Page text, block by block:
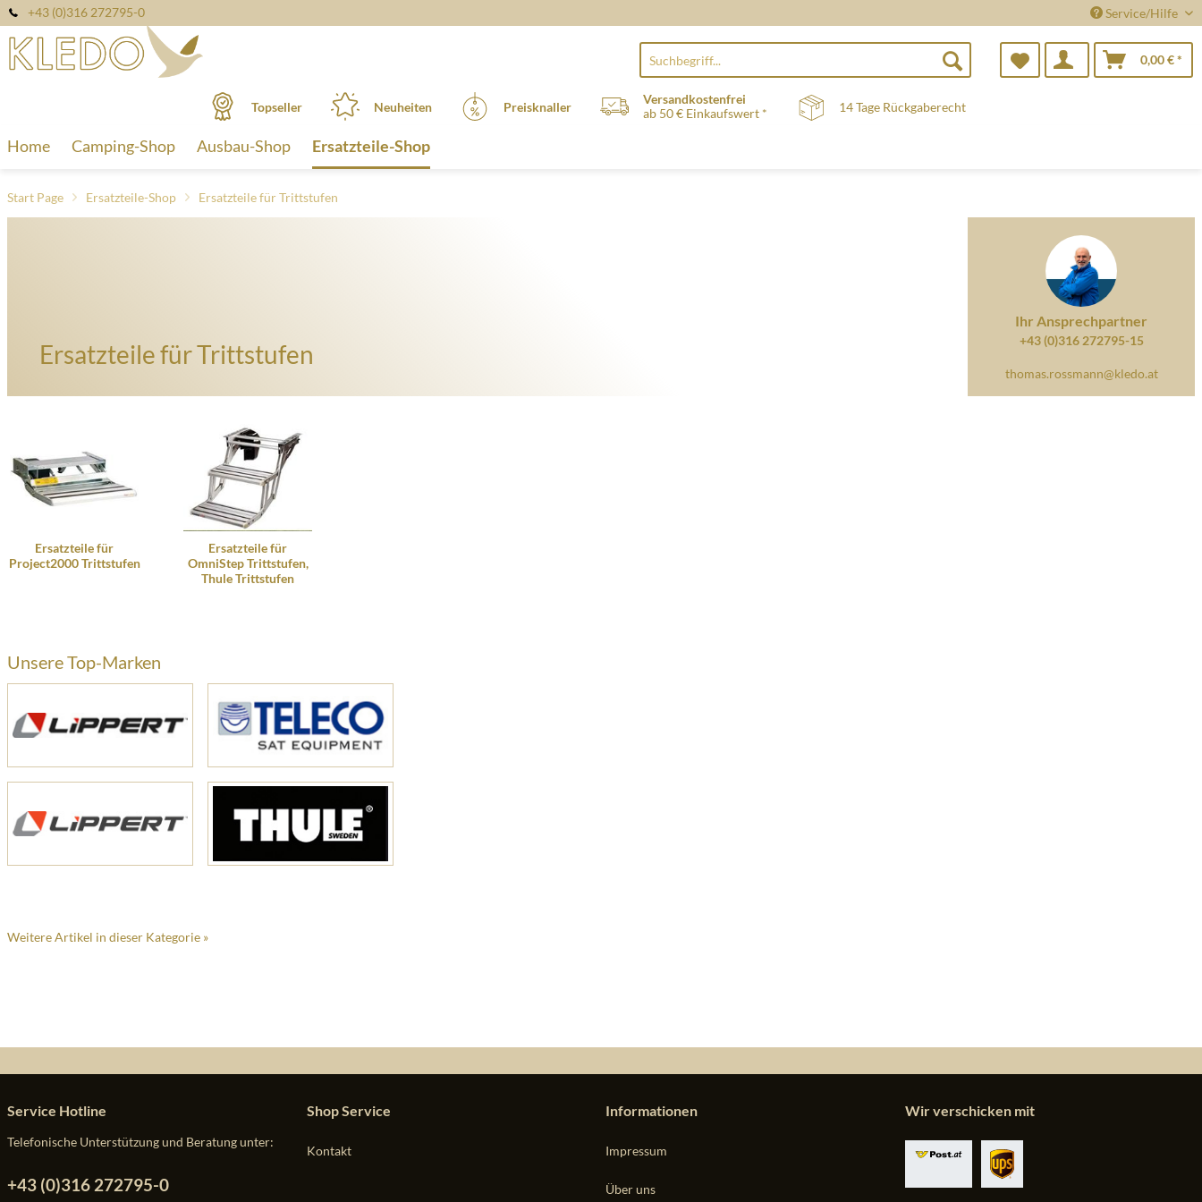
+43 (0)316 272795-0 Service/Hilfe
0,00 € *
Topseller Neuheiten Preisknaller
Versandkostenfrei
ab 50 € Einkaufswert *
14 Tage Rückgaberecht
Home Camping-Shop Ausbau-Shop Ersatzteile-Shop
Start Page Ersatzteile-Shop Ersatzteile für Trittstufen
Ersatzteile für Trittstufen
Ihr Ansprechpartner
+43 (0)316 272795-15
thomas.rossmann@kledo.at
Ersatzteile für
Project2000 Trittstufen
Ersatzteile für
OmniStep Trittstufen,
Thule Trittstufen
Unsere Top-Marken
Weitere Artikel in dieser Kategorie »
Service Hotline
Telefonische Unterstützung und Beratung unter:
+43 (0)316 272795-0
Shop Service
Kontakt
Informationen
Impressum
Über uns
Wir verschicken mit